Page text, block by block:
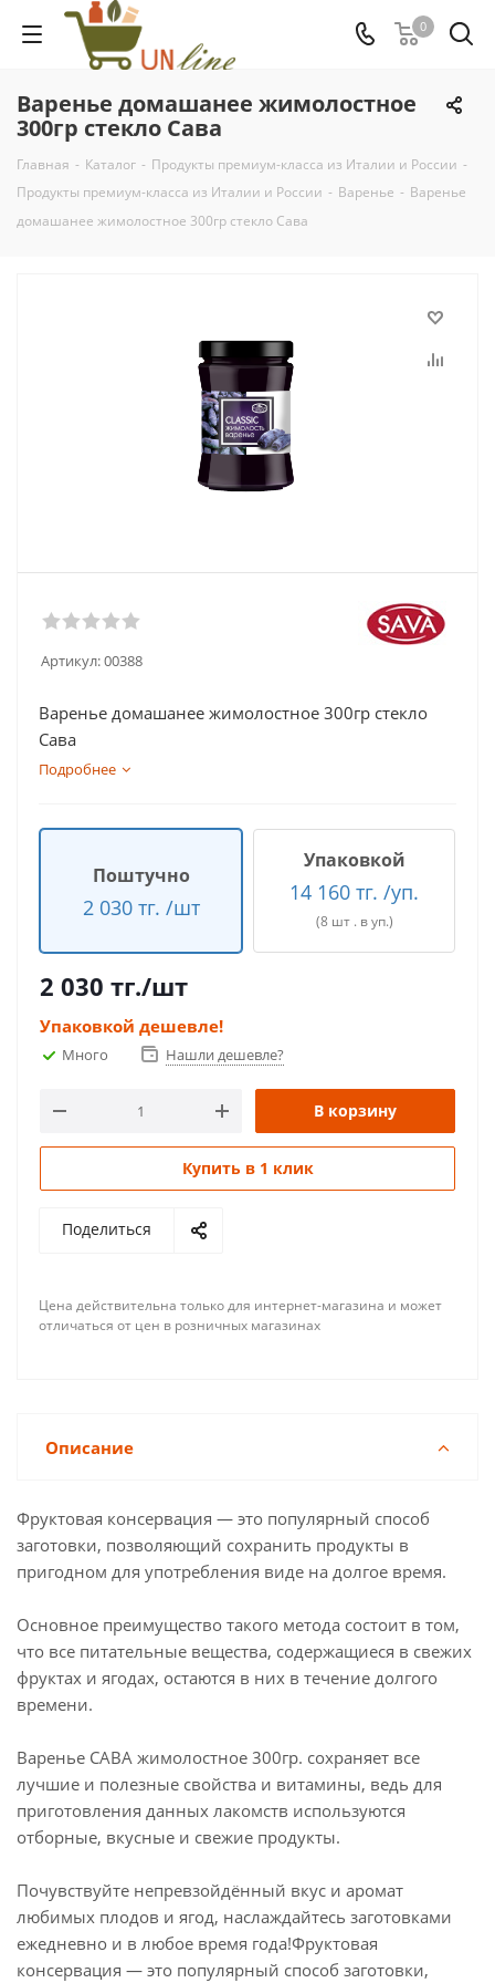
0
Варенье домашанее жимолостное
300гр стекло Сава
Главная - Каталог - Продукты премиум-класса из Италии и России -
Продукты премиум-класса из Италии и России - Варенье - Варенье
домашанее жимолостное 300гр стекло Сава
Артикул:00388
Варенье домашанее жимолостное 300гр стекло
Сава
Подробнее
Поштучно
2 030 тг. /шт
Упаковкой
14 160 тг. /уп.
(8 шт . в уп.)
2 030 тг./шт
Упаковкой дешевле!
Много Нашли дешевле?
В корзину
Купить в 1 клик
Поделиться
Цена действительна только для интернет-магазина и может
отличаться от цен в розничных магазинах
Описание
Фруктовая консервация — это популярный способ
заготовки, позволяющий сохранить продукты в
пригодном для употребления виде на долгое время.
Основное преимущество такого метода состоит в том,
что все питательные вещества, содержащиеся в свежих
фруктах и ягодах, остаются в них в течение долгого
времени.
Варенье САВА жимолостное 300гр. сохраняет все
лучшие и полезные свойства и витамины, ведь для
приготовления данных лакомств используются
отборные, вкусные и свежие продукты.
Почувствуйте непревзойдённый вкус и аромат
любимых плодов и ягод, наслаждайтесь заготовками
ежедневно и в любое время года!Фруктовая
консервация — это популярный способ заготовки,